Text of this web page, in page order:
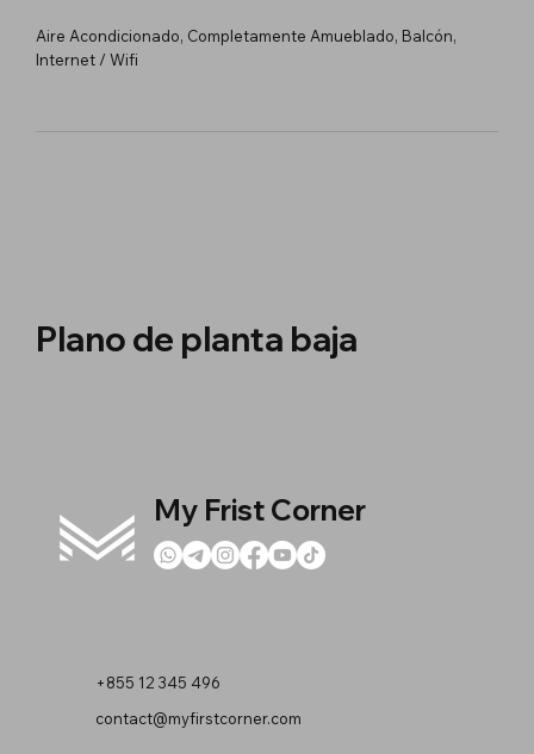
Aire Acondicionado, Completamente Amueblado, Balcón,
Internet / Wifi
Plano de planta baja
My Frist Corner
+855 12 345 496
contact@myfirstcorner.com